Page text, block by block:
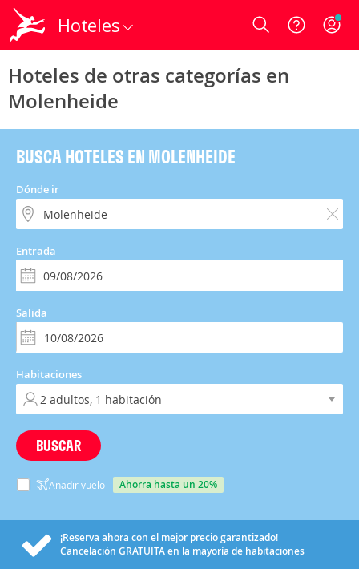
Hoteles Login
Hoteles de otras categorías en
Molenheide
BUSCA HOTELES EN MOLENHEIDE
Dónde ir
Entrada
Salida
Habitaciones
BUSCAR
Añadir vuelo ahorra hasta un 20%
¡Reserva ahora con el mejor precio garantizado!
Cancelación GRATUITAen la mayoría de habitaciones